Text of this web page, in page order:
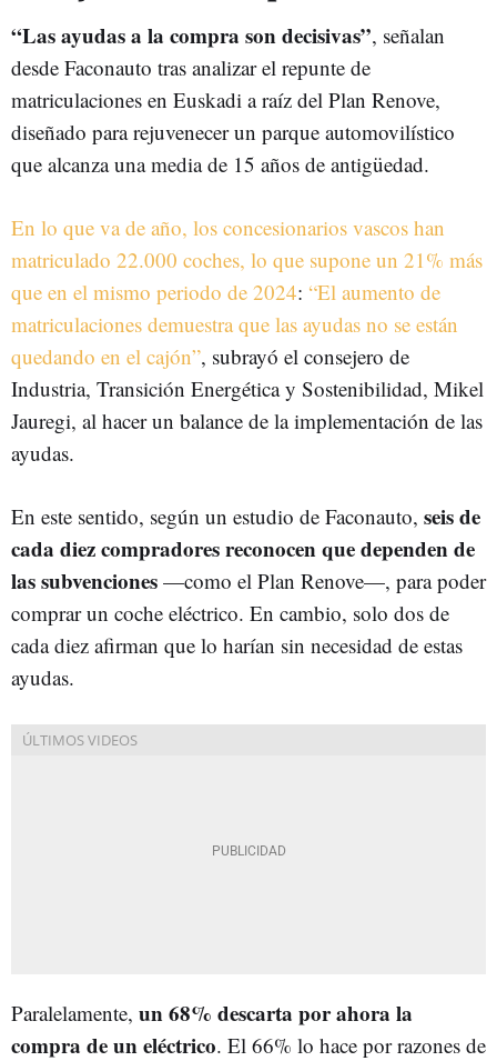
“Las ayudas a la compra son decisivas”, señalan
desde Faconauto tras analizar el repunte de
matriculaciones en Euskadi a raíz del Plan Renove,
diseñado para rejuvenecer un parque automovilístico
que alcanza una media de 15 años de antigüedad.
En lo que va de año, los concesionarios vascos han
matriculado 22.000 coches, lo que supone un 21% más
que en el mismo periodo de 2024: “El aumento de
matriculaciones demuestra que las ayudas no se están
quedando en el cajón”, subrayó el consejero de
Industria, Transición Energética y Sostenibilidad, Mikel
Jauregi, al hacer un balance de la implementación de las
ayudas.
En este sentido, según un estudio de Faconauto, seis de
cada diez compradores reconocen que dependen de
las subvenciones —como el Plan Renove—, para poder
comprar un coche eléctrico. En cambio, solo dos de
cada diez afirman que lo harían sin necesidad de estas
ayudas.
Paralelamente, un 68% descarta por ahora la
compra de un eléctrico. El 66% lo hace por razones de